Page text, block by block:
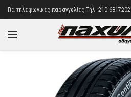
Για τηλεφωνικές παραγγελίες Τηλ: 210 6817202